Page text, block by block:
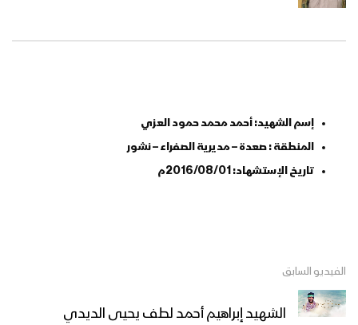
إسم الشهيد: أحمد محمد حمود العزي
المنطقة : صعدة – مديرية الصفراء – نشور
تاريخ الإستشهاد: 2016/08/01م
الفيديو السابق
الشهيد إبراهيم أحمد لطف يحيى الديدي